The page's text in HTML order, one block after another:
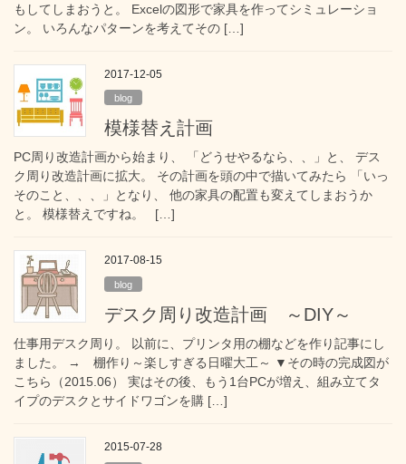
もしてしまおうと。 Excelの図形で家具を作ってシミュレーショ
ン。 いろんなパターンを考えてその […]
2017-12-05
blog
模様替え計画
PC周り改造計画から始まり、 「どうせやるなら、、」と、 デス
ク周り改造計画に拡大。 その計画を頭の中で描いてみたら 「いっ
そのこと、、、」となり、 他の家具の配置も変えてしまおうか
と。 模様替えですね。 […]
2017-08-15
blog
デスク周り改造計画 ～DIY～
仕事用デスク周り。 以前に、プリンタ用の棚などを作り記事にし
ました。 → 棚作り～楽しすぎる日曜大工～ ▼その時の完成図が
こちら（2015.06） 実はその後、もう1台PCが増え、組み立てタ
イプのデスクとサイドワゴンを購 […]
2015-07-28